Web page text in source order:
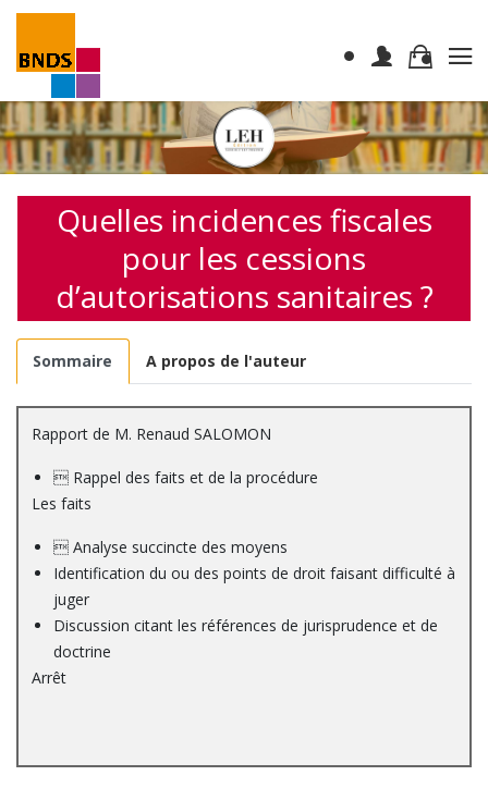
Quelles incidences fiscales
pour les cessions
d’autorisations sanitaires ?
Sommaire A propos de l'auteur
Rapport de M. Renaud SALOMON
 Rappel des faits et de la procédure
Les faits
 Analyse succincte des moyens
Identification du ou des points de droit faisant difficulté à
juger
Discussion citant les références de jurisprudence et de
doctrine
Arrêt